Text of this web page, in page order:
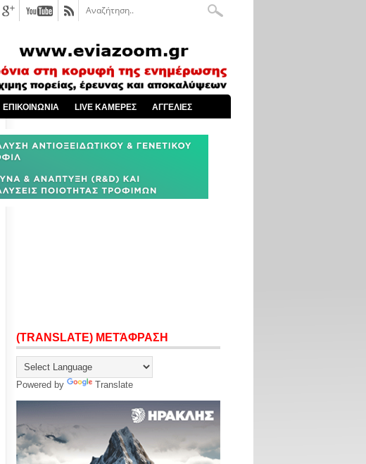
ΕΠΙΚΟΙΝΩΝΙΑ LIVE ΚΑΜΕΡΕΣ ΑΓΓΕΛΙΕΣ
(TRANSLATE) ΜΕΤΆΦΡΑΣΗ
Powered by Translate